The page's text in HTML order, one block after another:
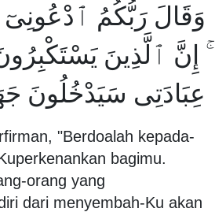
وَقَالَ رَبُّكُمُ
إِنَّ ٱلَّذِينَ
عِبَادَتِى سَيَدْخُلُونَ
"Berdoalah kepada-
bagimu.
orang yang
dari menyembah-Ku akan